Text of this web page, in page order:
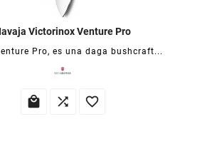
Victorinox Venture Pro
Pro, es una daga bushcraft...
  